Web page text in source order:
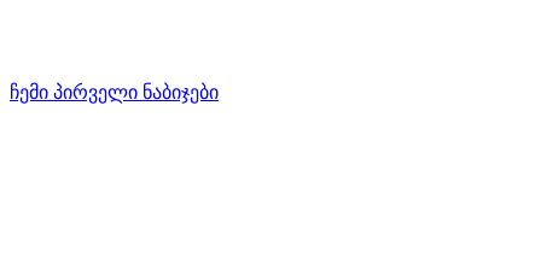
ჩემი პირველი ნაბიჯები